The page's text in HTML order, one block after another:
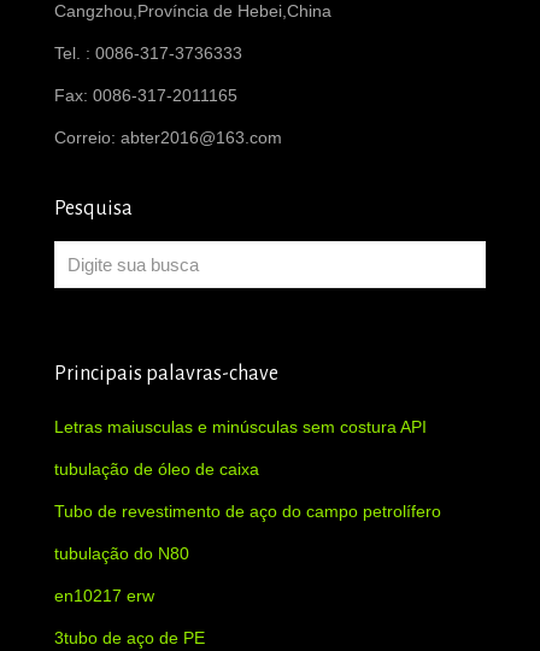
Cangzhou,Província de Hebei,China
Tel. : 0086-317-3736333
Fax: 0086-317-2011165
Correio: abter2016@163.com
Pesquisa
Principais palavras-chave
Letras maiusculas e minúsculas sem costura API
tubulação de óleo de caixa
Tubo de revestimento de aço do campo petrolífero
tubulação do N80
en10217 erw
3tubo de aço de PE